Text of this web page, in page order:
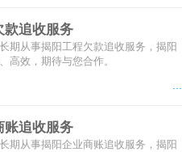
款追收服务
期从事揭阳工程欠款追收服务，揭阳
高效，期待与您合作。
账追收服务
期从事揭阳企业商账追收服务，揭阳